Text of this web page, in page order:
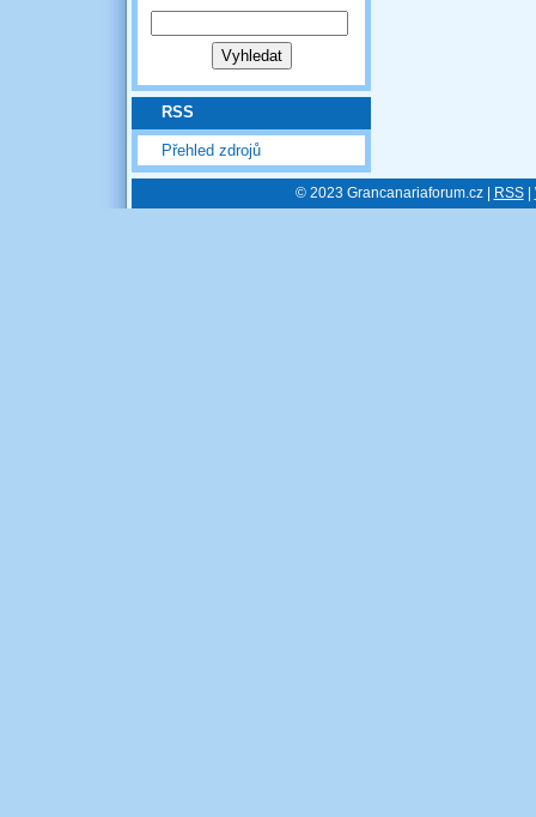
RSS
Přehled zdrojů
© 2023 Grancanariaforum.cz | RSS|